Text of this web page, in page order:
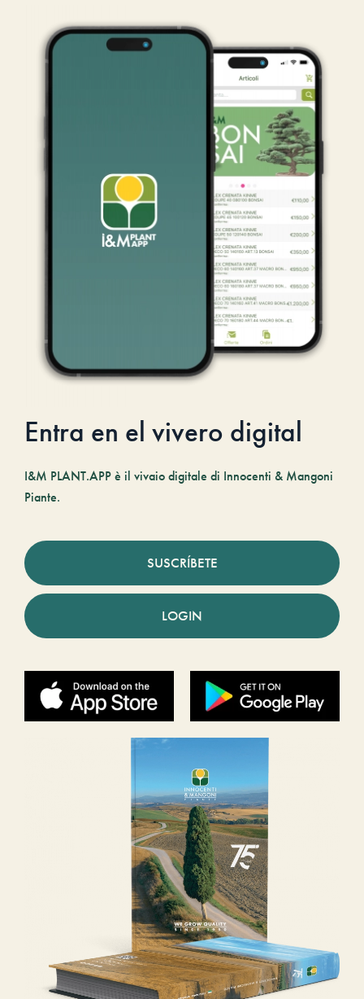
Entra en el vivero digital
I&M PLANT.APP è il vivaio digitale di Innocenti & Mangoni
Piante.
SUSCRÍBETE
LOGIN